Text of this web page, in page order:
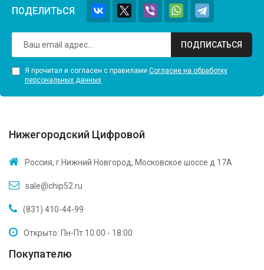
ПОДЕЛИТЬСЯ
ПОДПИСАТЬСЯ
Я прочитал и согласен с правилами Согласие на обработку
персональных данных
Нижегородский Цифровой
Россия, г.Нижний Новгород, Московское шоссе д 17А
sale@chip52.ru
(831) 410-44-99
Открыто: Пн-Пт 10:00 - 18:00
Покупателю